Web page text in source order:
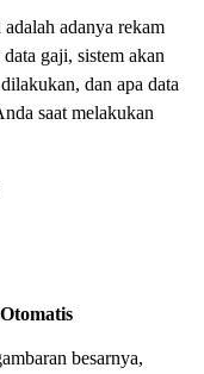
adanya rekam
gaji, sistem akan
dan apa data
saat melakukan
besarnya,